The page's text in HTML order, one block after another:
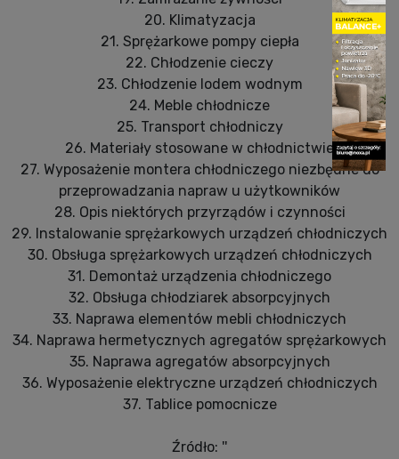
20. Klimatyzacja
21. Sprężarkowe pompy ciepła
22. Chłodzenie cieczy
23. Chłodzenie lodem wodnym
24. Meble chłodnicze
25. Transport chłodniczy
26. Materiały stosowane w chłodnictwie
27. Wyposażenie montera chłodniczego niezbędne do
przeprowadzania napraw u użytkowników
28. Opis niektórych przyrządów i czynności
29. Instalowanie sprężarkowych urządzeń chłodniczych
30. Obsługa sprężarkowych urządzeń chłodniczych
31. Demontaż urządzenia chłodniczego
32. Obsługa chłodziarek absorpcyjnych
33. Naprawa elementów mebli chłodniczych
34. Naprawa hermetycznych agregatów sprężarkowych
35. Naprawa agregatów absorpcyjnych
36. Wyposażenie elektryczne urządzeń chłodniczych
37. Tablice pomocnicze
Źródło: ''